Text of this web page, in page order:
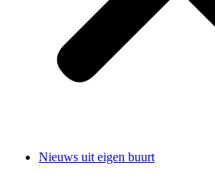
Nieuws uit eigen buurt